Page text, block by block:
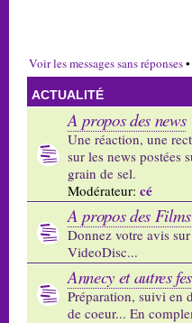
Voir les messages sans réponses•
ACTUALITÉ
A propos des news
Une réaction, une
sur les news postées
grain de sel.
Modérateur: cé
A propos des Films
Donnez votre avis
VideoDisc...
Annecy et autres
Préparation, suivi en
de coeur... En